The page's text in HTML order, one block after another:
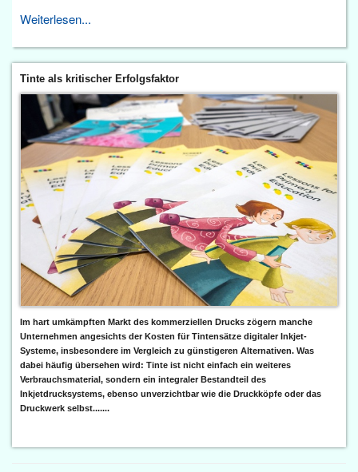
Weiterlesen...
Tinte als kritischer Erfolgsfaktor
Im hart umkämpften Markt des kommerziellen Drucks zögern manche
Unternehmen angesichts der Kosten für Tintensätze digitaler Inkjet-
Systeme, insbesondere im Vergleich zu günstigeren Alternativen. Was
dabei häufig übersehen wird: Tinte ist nicht einfach ein weiteres
Verbrauchsmaterial, sondern ein integraler Bestandteil des
Inkjetdrucksystems, ebenso unverzichtbar wie die Druckköpfe oder das
Druckwerk selbst.......